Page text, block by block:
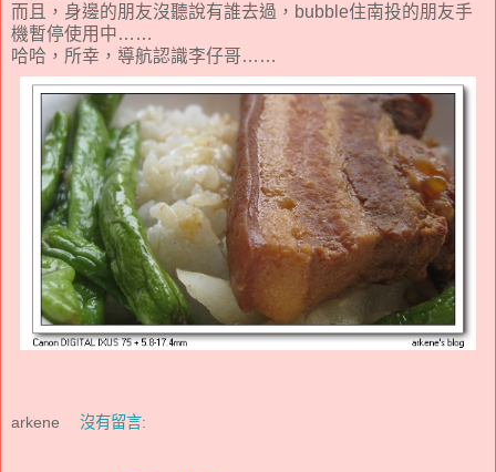
而且，身邊的朋友沒聽說有誰去過，bubble住南投的朋友手
機暫停使用中……
哈哈，所幸，導航認識李仔哥……
arkene 沒有留言: